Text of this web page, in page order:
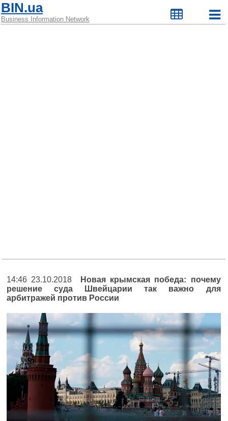
BIN.ua
Business Information Network
14:46 23.10.2018
Новая крымская победа: почему
решение суда Швейцарии так важно для
арбитражей против России